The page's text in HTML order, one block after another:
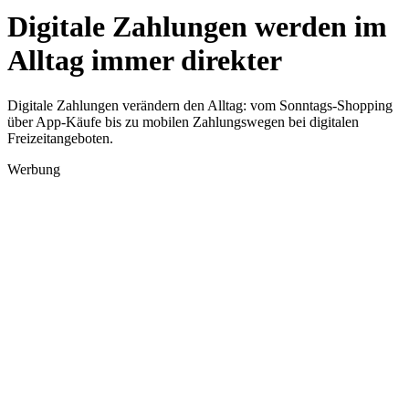
Digitale Zahlungen werden im
Alltag immer direkter
Digitale Zahlungen verändern den Alltag: vom Sonntags-Shopping
über App-Käufe bis zu mobilen Zahlungswegen bei digitalen
Freizeitangeboten.
Werbung